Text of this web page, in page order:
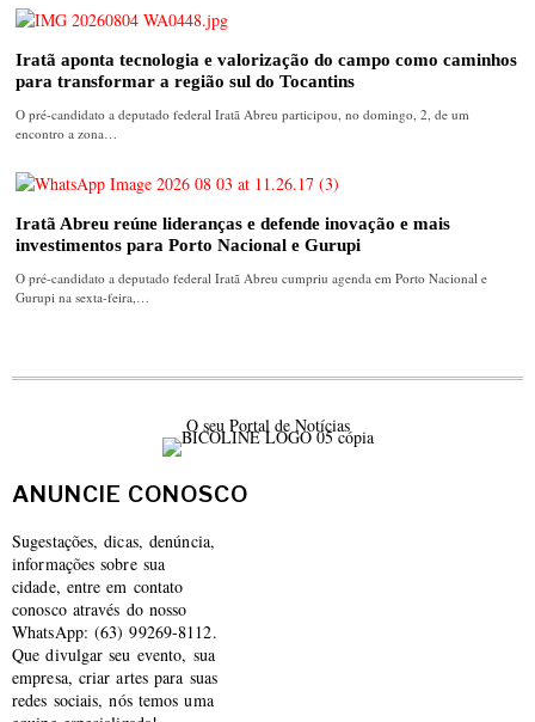
Iratã aponta tecnologia e valorização do campo como caminhos
para transformar a região sul do Tocantins
O pré-candidato a deputado federal Iratã Abreu participou, no domingo, 2, de um
encontro a zona…
Iratã Abreu reúne lideranças e defende inovação e mais
investimentos para Porto Nacional e Gurupi
O pré-candidato a deputado federal Iratã Abreu cumpriu agenda em Porto Nacional e
Gurupi na sexta-feira,…
O seu Portal de Notícias
ANUNCIE CONOSCO
Sugestações, dicas, denúncia,
informações sobre sua
cidade, entre em contato
conosco através do nosso
WhatsApp: (63) 99269-8112.
Que divulgar seu evento, sua
empresa, criar artes para suas
redes sociais, nós temos uma